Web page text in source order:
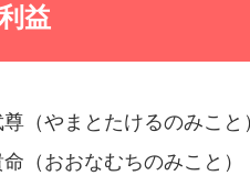
益
（やまとたけるのみこと
（おおなむちのみこと）